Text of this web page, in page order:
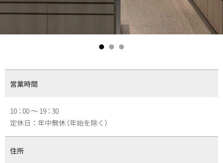
営業時間
10：00 ～ 19：30
定休日： 年中無休（年始を除く ）
住所